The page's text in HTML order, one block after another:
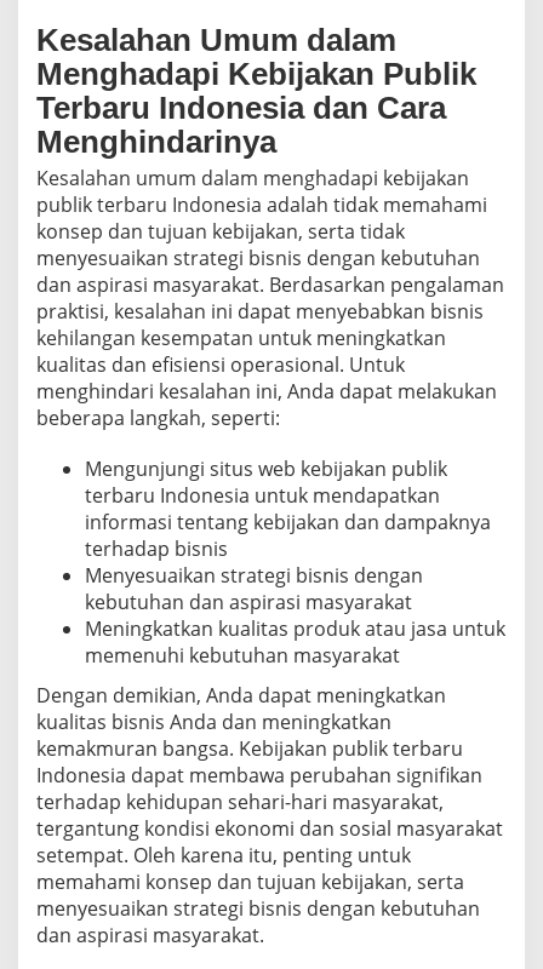
Kesalahan Umum dalam
Menghadapi Kebijakan Publik
Terbaru Indonesia dan Cara
Menghindarinya
Kesalahan umum dalam menghadapi kebijakan
publik terbaru Indonesia adalah tidak memahami
konsep dan tujuan kebijakan, serta tidak
menyesuaikan strategi bisnis dengan kebutuhan
dan aspirasi masyarakat. Berdasarkan pengalaman
praktisi, kesalahan ini dapat menyebabkan bisnis
kehilangan kesempatan untuk meningkatkan
kualitas dan efisiensi operasional. Untuk
menghindari kesalahan ini, Anda dapat melakukan
beberapa langkah, seperti:
Mengunjungi situs web kebijakan publik
terbaru Indonesia untuk mendapatkan
informasi tentang kebijakan dan dampaknya
terhadap bisnis
Menyesuaikan strategi bisnis dengan
kebutuhan dan aspirasi masyarakat
Meningkatkan kualitas produk atau jasa untuk
memenuhi kebutuhan masyarakat
Dengan demikian, Anda dapat meningkatkan
kualitas bisnis Anda dan meningkatkan
kemakmuran bangsa. Kebijakan publik terbaru
Indonesia dapat membawa perubahan signifikan
terhadap kehidupan sehari-hari masyarakat,
tergantung kondisi ekonomi dan sosial masyarakat
setempat. Oleh karena itu, penting untuk
memahami konsep dan tujuan kebijakan, serta
menyesuaikan strategi bisnis dengan kebutuhan
dan aspirasi masyarakat.